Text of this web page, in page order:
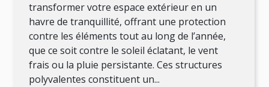
transformer votre espace extérieur en un
havre de tranquillité, offrant une protection
contre les éléments tout au long de l’année,
que ce soit contre le soleil éclatant, le vent
frais ou la pluie persistante. Ces structures
polyvalentes constituent un...